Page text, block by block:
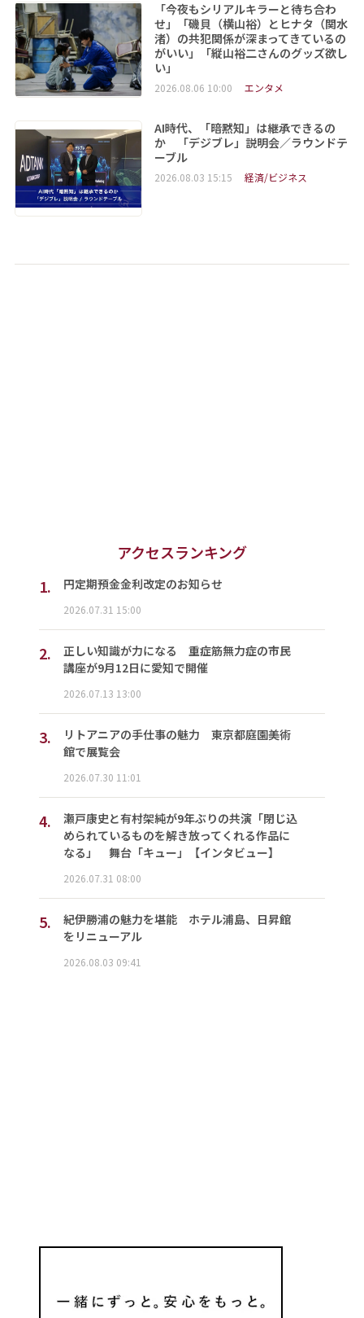
「今夜もシリアルキラーと待ち合わ
せ」「磯貝（横山裕）とヒナタ（関水
渚）の共犯関係が深まってきているの
がいい」「縦山裕二さんのグッズ欲し
い」
2026.08.06 10:00 エンタメ
AI時代、「暗黙知」は継承できるの
か 「デジブレ」説明会／ラウンドテ
ーブル
2026.08.03 15:15 経済/ビジネス
アクセスランキング
1.
円定期預金金利改定のお知らせ
2026.07.31 15:00
2.
正しい知識が力になる 重症筋無力症の市民
講座が9月12日に愛知で開催
2026.07.13 13:00
3.
リトアニアの手仕事の魅力 東京都庭園美術
館で展覧会
2026.07.30 11:01
4.
瀬戸康史と有村架純が9年ぶりの共演「閉じ込
められているものを解き放ってくれる作品に
なる」 舞台「キュー」【インタビュー】
2026.07.31 08:00
5.
紀伊勝浦の魅力を堪能 ホテル浦島、日昇館
をリニューアル
2026.08.03 09:41